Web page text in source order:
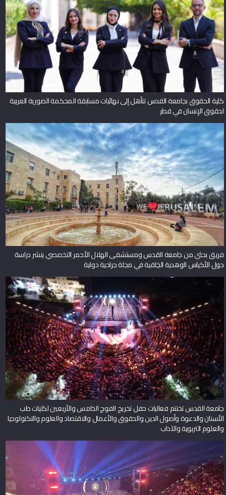
كلية الحقوق بجامعة القدس تتأهل إلى نهائيات مسابقة المحكمة الصورية العربية
لحقوق الإنسان في قطر
فريق بحثي من جامعة القدس ومستشفى الهلال الأحمر التخصصي ينشر دراسة
حول الأكياس الوهدية الخِلقية في مجلة جراحية دولية
جامعة القدس تختتم فعاليات حفل تخريج الفوج الخامس والأربعين لكليات طب
الأسنان والدعوة وأصول الدين والحقوق والأعمال والاقتصاد والعلوم والتكنولوجيا
والعلوم التربوية والآداب